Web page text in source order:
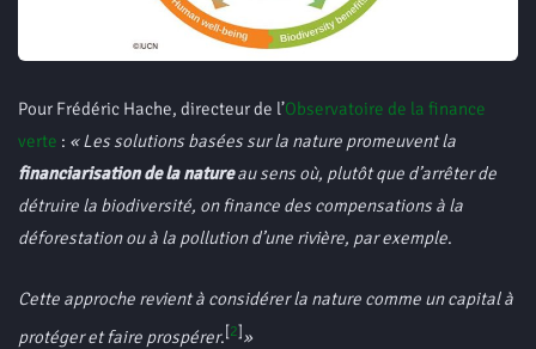
Pour Frédéric Hache, directeur de l’Observatoire de la finance
verte : «Les solutions basées sur la nature promeuvent la
financiarisation de la natureau sens où, plutôt que d’arrêter de
détruire la biodiversité, on finance des compensations à la
déforestation ou à la pollution d’une rivière, par exemple.
Cette approche revient à considérer la nature comme un capital à
protéger et faire prospérer.[2]»